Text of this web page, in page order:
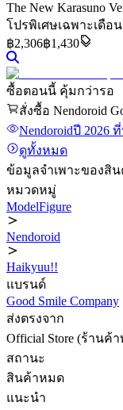
The New Karasuno
โปรพิเศษเฉพาะเดือ
฿2,306฿1,430
ซื้อตอนนี้ คุ้มกว่ารอ
สั่งซื้อ Nendoroid
Nendoroidปี 2026 ที่
ดูทั้งหมด
ข้อมูลจำเพาะของสิน
หมวดหมู่
ModelFigure
Nendoroid
Haikyuu!!
แบรนด์
Good Smile Company
ส่งตรงจาก
Official Store (ร้านค้
สถานะ
สินค้าหมด
แนะนำ